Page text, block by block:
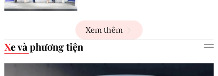
Xem thêm
Xe và phương tiện